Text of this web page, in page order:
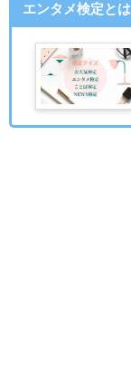
エンタメ検定とは